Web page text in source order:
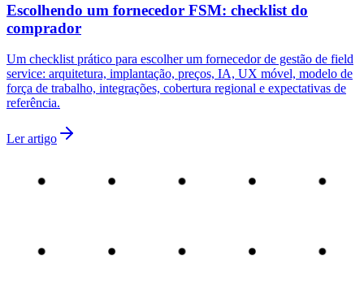
Escolhendo um fornecedor FSM: checklist do
comprador
Um checklist prático para escolher um fornecedor de gestão de field
service: arquitetura, implantação, preços, IA, UX móvel, modelo de
força de trabalho, integrações, cobertura regional e expectativas de
referência.
Ler artigo